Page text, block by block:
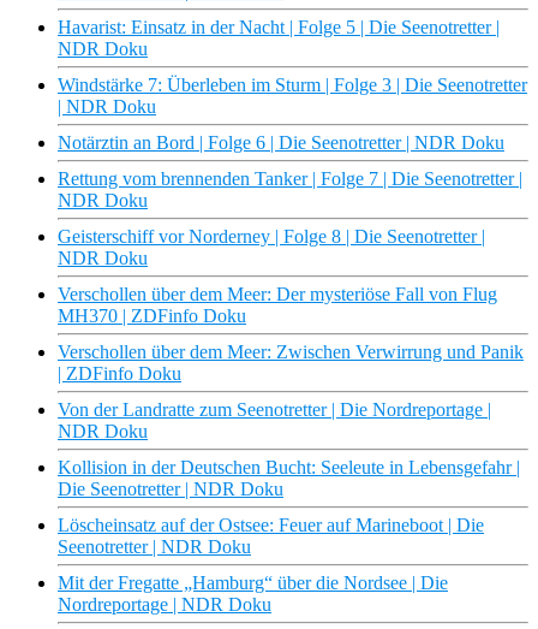
Havarist: Einsatz in der Nacht | Folge 5 | Die Seenotretter |
NDR Doku
Windstärke 7: Überleben im Sturm | Folge 3 | Die Seenotretter
| NDR Doku
Notärztin an Bord | Folge 6 | Die Seenotretter | NDR Doku
Rettung vom brennenden Tanker | Folge 7 | Die Seenotretter |
NDR Doku
Geisterschiff vor Norderney | Folge 8 | Die Seenotretter |
NDR Doku
Verschollen über dem Meer: Der mysteriöse Fall von Flug
MH370 | ZDFinfo Doku
Verschollen über dem Meer: Zwischen Verwirrung und Panik
| ZDFinfo Doku
Von der Landratte zum Seenotretter | Die Nordreportage |
NDR Doku
Kollision in der Deutschen Bucht: Seeleute in Lebensgefahr |
Die Seenotretter | NDR Doku
Löscheinsatz auf der Ostsee: Feuer auf Marineboot | Die
Seenotretter | NDR Doku
Mit der Fregatte „Hamburg“ über die Nordsee | Die
Nordreportage | NDR Doku